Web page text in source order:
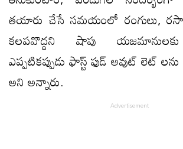
తయారు చేసే సమయంలో రంగులు,
కలపవొద్దని షాపు
ఎప్పటికప్పుడు ఫాస్ట్ ఫుడ్ అవుట్ లెట్ లను
అని అన్నారు.